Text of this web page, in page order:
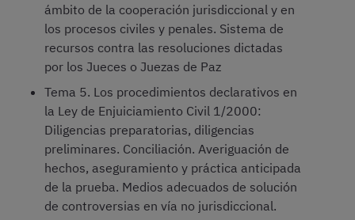
ámbito de la cooperación jurisdiccional y en
los procesos civiles y penales. Sistema de
recursos contra las resoluciones dictadas
por los Jueces o Juezas de Paz
Tema 5. Los procedimientos declarativos en
la Ley de Enjuiciamiento Civil 1/2000:
Diligencias preparatorias, diligencias
preliminares. Conciliación. Averiguación de
hechos, aseguramiento y práctica anticipada
de la prueba. Medios adecuados de solución
de controversias en vía no jurisdiccional.